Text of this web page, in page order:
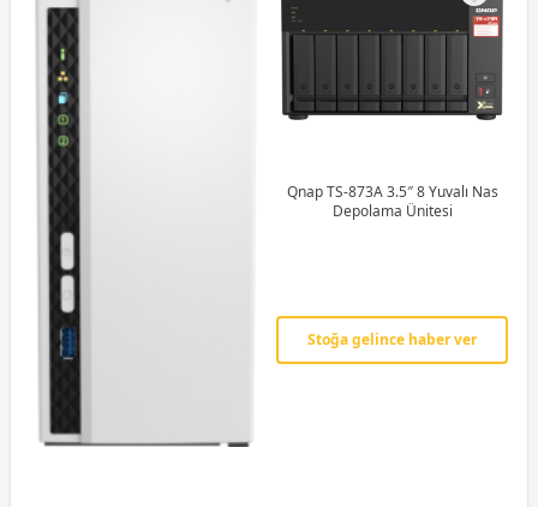
Qnap TS-873A 3.5″ 8 Yuvalı Nas
Depolama Ünitesi
Stoğa gelince haber ver